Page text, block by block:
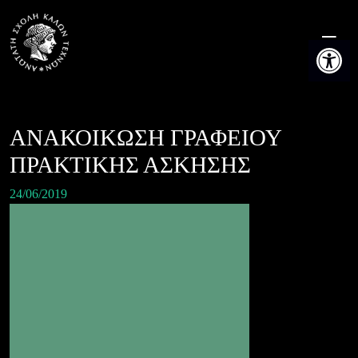
Ανοίξτε
content
ΑΝΑΚΟΙΚΩΣΗ ΓΡΑΦΕΙΟΥ
ΠΡΑΚΤΙΚΗΣ ΑΣΚΗΣΗΣ
24/06/2019